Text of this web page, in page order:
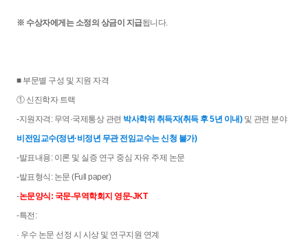
※ 수상자에게는 소정의 상금이 지급됩니다.
■ 부문별 구성 및 지원 자격
① 신진학자 트랙
-지원자격: 무역·국제통상 관련 박사학위 취득자(취득 후 5년 이내)및 관련 분야
비전임교수(정년·비정년 무관 전임교수는 신청 불가)
-발표내용: 이론 및 실증 연구 중심 자유 주제 논문
-발표형식: 논문 (Full paper)
-논문양식: 국문-무역학회지 영문-JKT
-특전:
· 우수 논문 선정 시 시상 및 연구지원 연계